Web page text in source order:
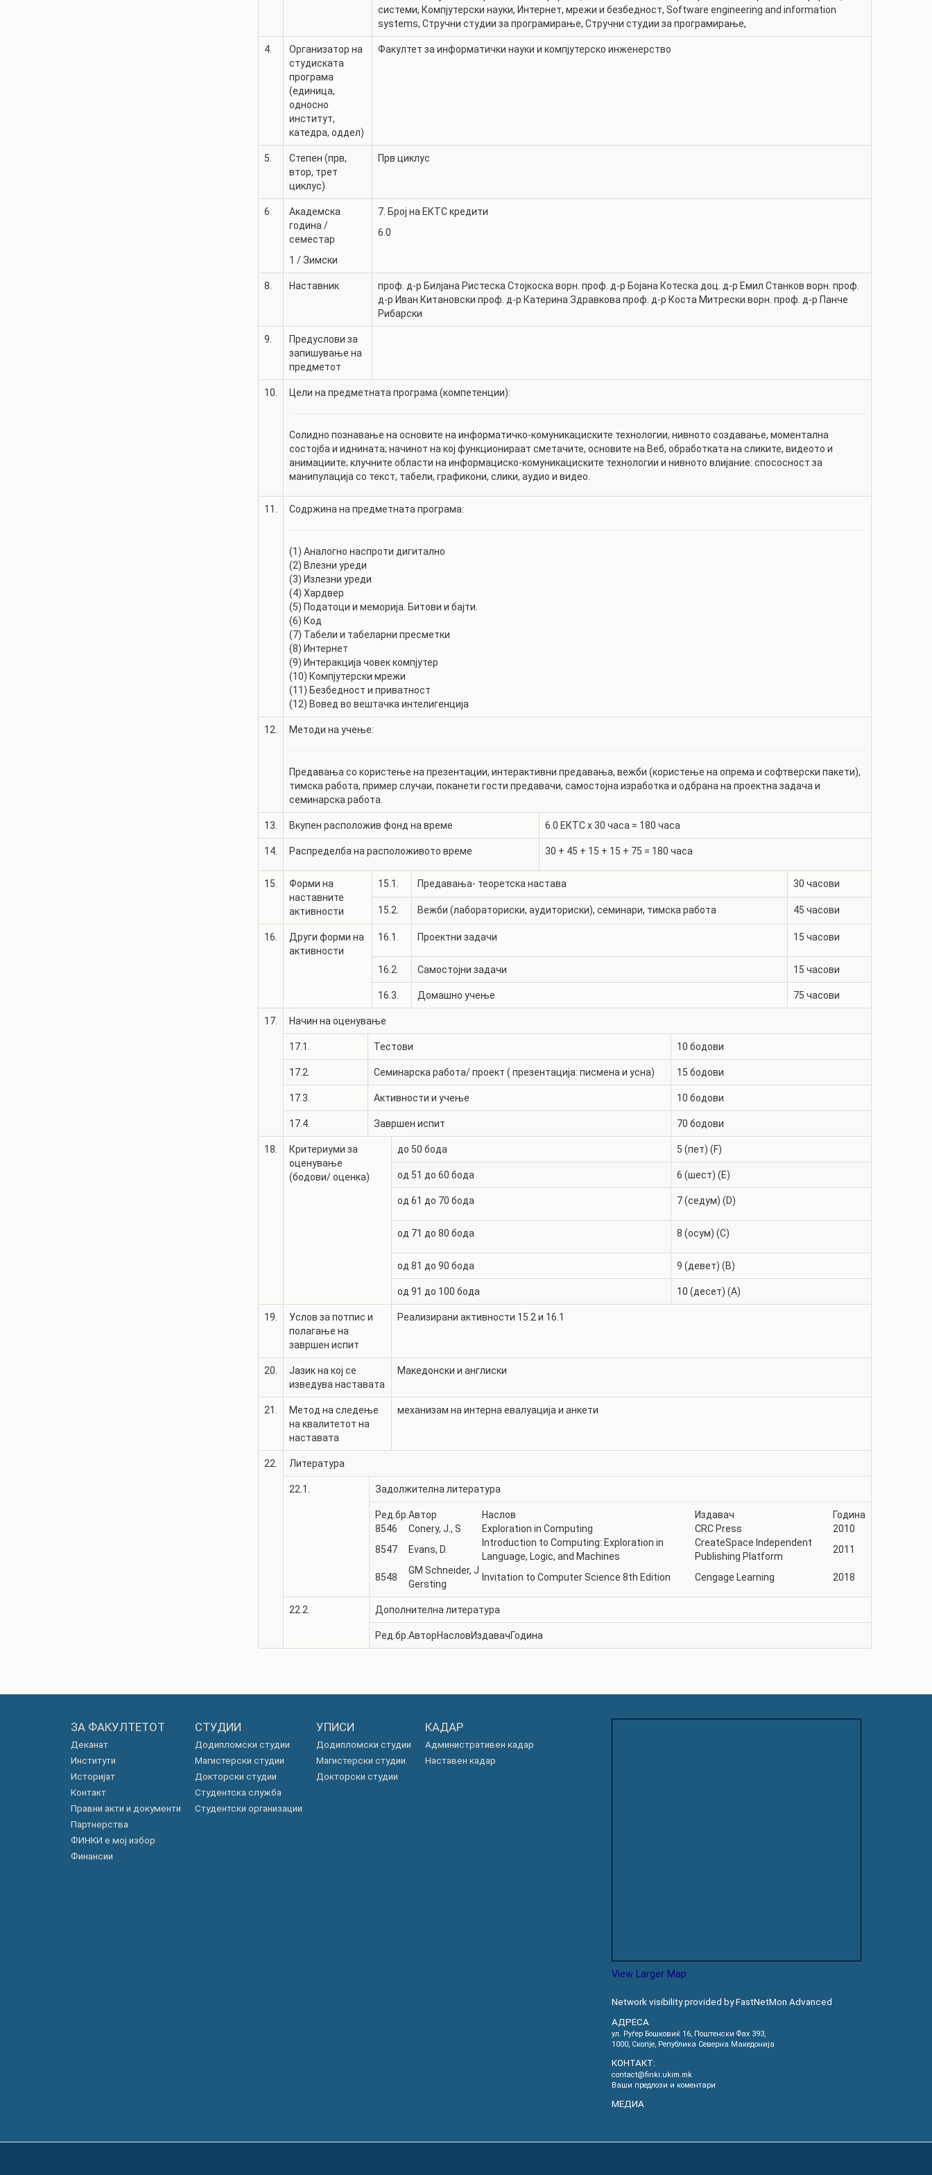
ЛАБОРАТОРИИ
ИЗВЕШТАИ ЗА
ЦЕНТРИ
РАСПОРЕД НА
ЧАСОВИ
АКАДЕМСКИ
системи, Компјутерски науки, Интернет, мрежи и безбедност, Software engineering and information
systems, Стручни студии за програмирање, Стручни студии за програмирање,
4.
Организатор на
студиската
програма
(единица,
односно
институт,
катедра, оддел)
Факултет за информатички науки и компјутерско инженерство
5.
Степен (прв,
втор, трет
циклус)
Прв циклус
6.
Академска
година /
семестар
1 /Зимски
7. Број на ЕКТС кредити
6.0
8. Наставник проф. д-р Билјана Ристеска Стојкоска ворн. проф. д-р Бојана Котеска доц. д-р Емил Станков ворн. проф.
д-р Иван Китановски проф. д-р Катерина Здравкова проф. д-р Коста Митрески ворн. проф. д-р Панче
Рибарски
9.
Предуслови за
запишување на
предметот
10. Цели на предметната програма (компетенции):
Солидно познавање на основите на информатичко-комуникациските технологии, нивното создавање, моментална
состојба и иднината; начинот на кој функционираат сметачите, основите на Веб, обработката на сликите, видеото и
анимациите; клучните области на информациско-комуникациските технологии и нивното влијание: спососност за
манипулација со текст, табели, графикони, слики, аудио и видео.
11. Содржина на предметната програма:
(1) Аналогно наспроти дигитално
(2) Влезни уреди
(3) Излезни уреди
(4) Хардвер
(5) Податоци и меморија. Битови и бајти.
(6) Код
(7) Табели и табеларни пресметки
(8) Интернет
(9) Интеракција човек компјутер
(10) Компјутерски мрежи
(11) Безбедност и приватност
(12) Вовед во вештачка интелигенција
12. Методи на учење:
Предавања со користење на презентации, интерактивни предавања, вежби (користење на опрема и софтверски пакети),
тимска работа, пример случаи, поканети гости предавачи, самостојна изработка и одбрана на проектна задача и
семинарска работа.
13. Вкупен расположив фонд на време 6.0 ЕКТС x 30 часа = 180 часа
14. Распределба на расположивото време 30 + 45 + 15 + 15 + 75 = 180 часа
15.
Форми на
наставните
активности
15.1. Предавања- теоретска настава 30 часови
15.2. Вежби (лабораториски, аудиториски), семинари, тимска работа 45 часови
16.
Други форми на
активности
16.1. Проектни задачи 15 часови
16.2. Самостојни задачи 15 часови
16.3. Домашно учење 75 часови
17. Начин на оценување
17.1. Тестови 10 бодови
17.2. Семинарска работа/ проект ( презентација: писмена и усна) 15 бодови
17.3. Активности и учење 10 бодови
17.4. Завршен испит 70 бодови
18.
Критериуми за
оценување
(бодови/ оценка)
до 50 бода 5 (пет) (F)
од 51 до 60 бода 6 (шест) (E)
од 61 до 70 бода 7 (седум) (D)
од 71 до 80 бода 8 (осум) (C)
од 81 до 90 бода 9 (девет) (B)
од 91 до 100 бода 10 (десет) (A)
19.
Услов за потпис и
полагање на
завршен испит
Реализирани активности 15.2 и 16.1
20.
Јазик на кој се
изведува наставата
Македонски и англиски
21.
Метод на следење
на квалитетот на
наставата
механизам на интерна евалуација и анкети
22. Литература
22.1. Задолжителна литература
Ред.бр. Автор Наслов Издавач
Година
8546
Conery, J., S Exploration in Computing CRC Press
2010
8547
Evans, D.
Introduction to Computing: Exploration in
Language, Logic, and Machines
CreateSpace Independent
Publishing Platform
2011
8548
GM Schneider, J
Gersting
Invitation to Computer Science 8th Edition Cengage Learning 2018
22.2. Дополнителна литература
Ред.бр. АвторНасловИздавачГодина
ЗА ФАКУЛТЕТОТ
Деканат
Институти
Историјат
Контакт
Правни акти и документи
Партнерства
ФИНКИ е мој избор
Финансии
СТУДИИ
Додипломски студии
Магистерски студии
Докторски студии
Студентска служба
Студентски организации
УПИСИ
Додипломски студии
Магистерски студии
Докторски студии
КАДАР
Административен кадар
Наставен кадар
View Larger Map
Network visibility provided by FastNetMon Advanced
АДРЕСА
ул. Руѓер Бошковиќ 16, Пoштенски Фах 393,
1000, Скопје, Република Северна Македонија
КОНТАКТ:
contact@finki.ukim.mk
Ваши предлози и коментари
МЕДИА